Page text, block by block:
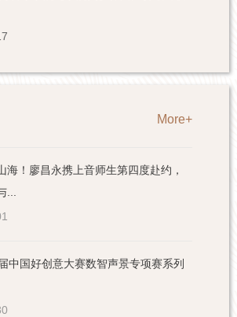
More+
海！廖昌永携上音师生第四度赴约，
中国好创意大赛数智声景专项赛系列